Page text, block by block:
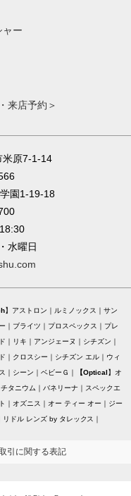
ャー
来店予約＞
米原7-1-14
園1-19-18
水曜日
アストロン ルミノックス
サン
ブライツ プロスペックス
プレ
リキ アンジェーヌ
シチズン
クロスシー シチズン エル
ウィ
シーン ベビーＧ Optical
オ
タニウム バネリーナ
スペックエ
オズニス オー ティー オー
ジー
リドル レンズ by タレックス
引に関する表記